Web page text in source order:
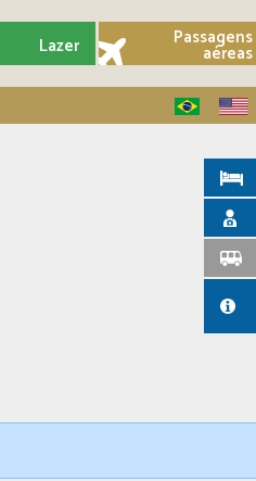
Lazer Passagens
aéreas